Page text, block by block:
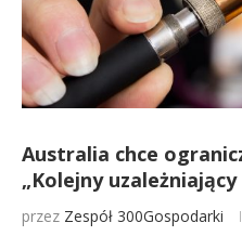
Australia chce
„Kolejny
przez Zespół 300Gospodarki